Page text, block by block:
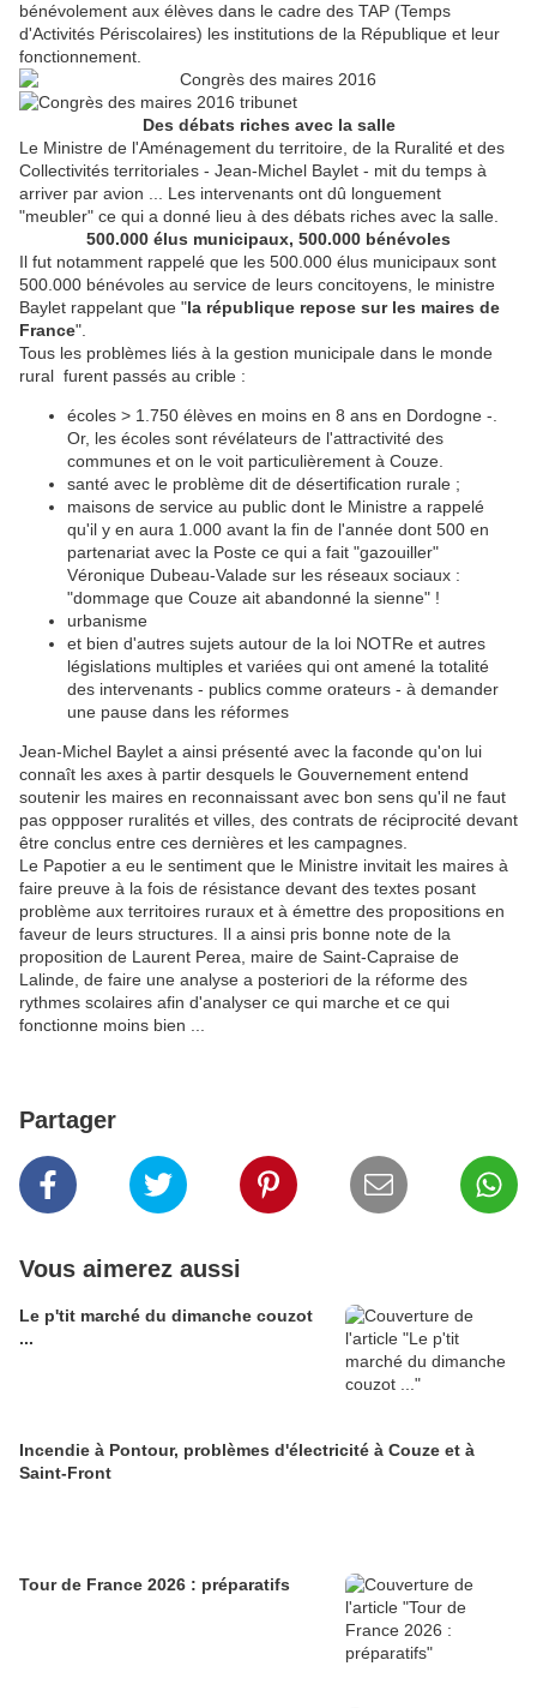
bénévolement aux élèves dans le cadre des TAP (Temps
d'Activités Périscolaires) les institutions de la République et leur
fonctionnement.
Des débats riches avec la salle
Le Ministre de l'Aménagement du territoire, de la Ruralité et des
Collectivités territoriales - Jean-Michel Baylet - mit du temps à
arriver par avion ... Les intervenants ont dû longuement
"meubler" ce qui a donné lieu à des débats riches avec la salle.
500.000 élus municipaux, 500.000 bénévoles
Il fut notamment rappelé que les 500.000 élus municipaux sont
500.000 bénévoles au service de leurs concitoyens, le ministre
Baylet rappelant que "la république repose sur les maires de
France".
Tous les problèmes liés à la gestion municipale dans le monde
rural furent passés au crible :
écoles > 1.750 élèves en moins en 8 ans en Dordogne -.
Or, les écoles sont révélateurs de l'attractivité des
communes et on le voit particulièrement à Couze.
santé avec le problème dit de désertification rurale ;
maisons de service au public dont le Ministre a rappelé
qu'il y en aura 1.000 avant la fin de l'année dont 500 en
partenariat avec la Poste ce qui a fait "gazouiller"
Véronique Dubeau-Valade sur les réseaux sociaux :
"dommage que Couze ait abandonné la sienne" !
urbanisme
et bien d'autres sujets autour de la loi NOTRe et autres
législations multiples et variées qui ont amené la totalité
des intervenants - publics comme orateurs - à demander
une pause dans les réformes
Jean-Michel Baylet a ainsi présenté avec la faconde qu'on lui
connaît les axes à partir desquels le Gouvernement entend
soutenir les maires en reconnaissant avec bon sens qu'il ne faut
pas oppposer ruralités et villes, des contrats de réciprocité devant
être conclus entre ces dernières et les campagnes.
Le Papotier a eu le sentiment que le Ministre invitait les maires à
faire preuve à la fois de résistance devant des textes posant
problème aux territoires ruraux et à émettre des propositions en
faveur de leurs structures. Il a ainsi pris bonne note de la
proposition de Laurent Perea, maire de Saint-Capraise de
Lalinde, de faire une analyse a posteriori de la réforme des
rythmes scolaires afin d'analyser ce qui marche et ce qui
fonctionne moins bien ...
Partager
Vous aimerez aussi
Le p'tit marché du dimanche couzot
...
Incendie à Pontour, problèmes d'électricité à Couze et à
Saint-Front
Tour de France 2026 : préparatifs